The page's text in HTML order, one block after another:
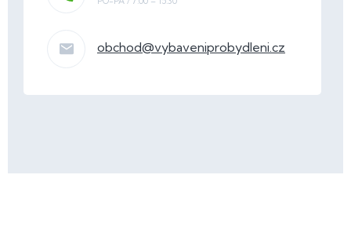
obchod@vybaveniprobydleni.cz